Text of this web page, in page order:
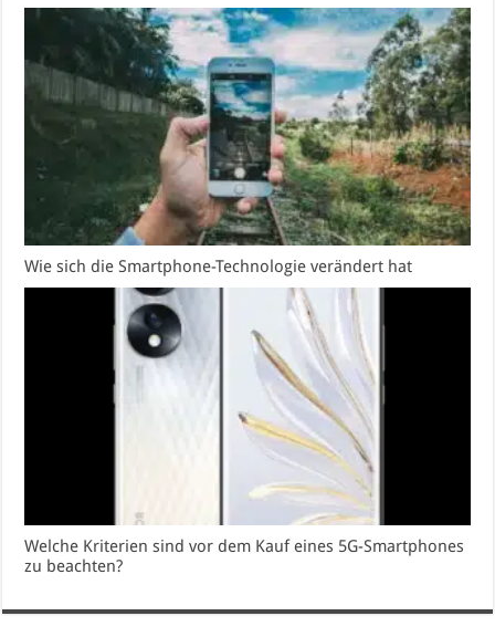
Wie sich die Smartphone-Technologie verändert hat
Welche Kriterien sind vor dem Kauf eines 5G-Smartphones
zu beachten?